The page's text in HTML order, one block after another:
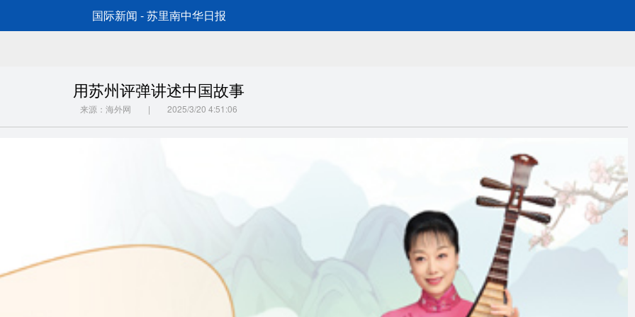
国际新闻 - 苏里南中华日报
用苏州评弹讲述中国故事
来源：海外网 | 2025/3/20 4:51:06